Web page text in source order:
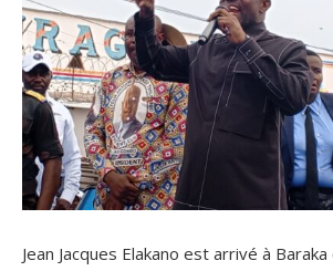
Jean Jacques Elakano est arrivé à